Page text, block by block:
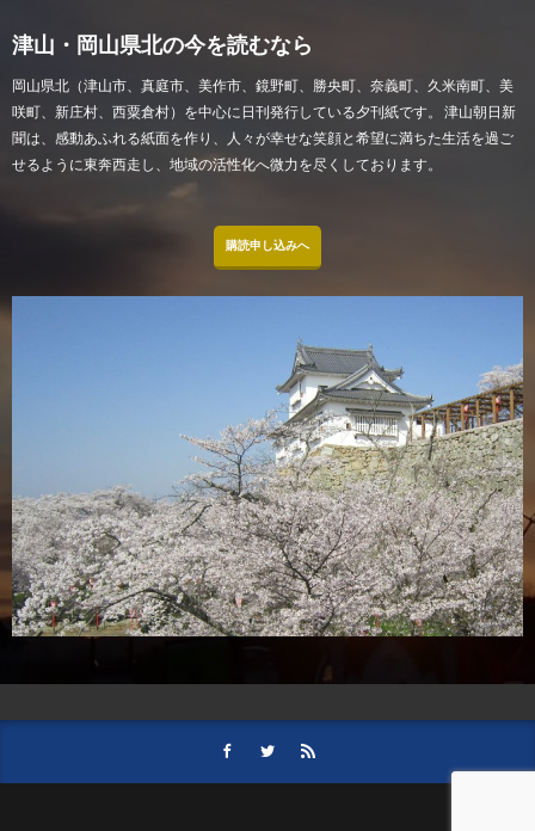
津山・岡山県北の今を読むなら
岡山県北（津山市、真庭市、美作市、鏡野町、勝央町、奈義町、久米南町、美
咲町、新庄村、西粟倉村）を中心に日刊発行している夕刊紙です。 津山朝日新
聞は、感動あふれる紙面を作り、人々が幸せな笑顔と希望に満ちた生活を過ご
せるように東奔西走し、地域の活性化へ微力を尽くしております。
購読申し込みへ